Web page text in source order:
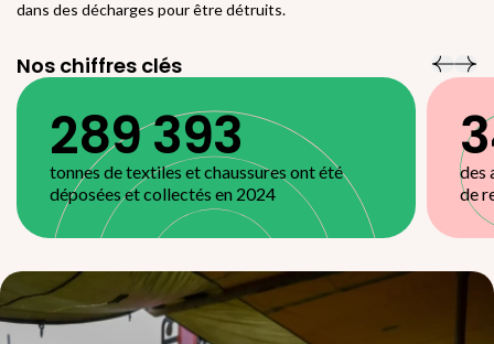
dans des décharges pour être détruits.
Nos chiffres clés
289 393
tonnes de textiles et chaussures ont été
déposées et collectés en 2024
des
de